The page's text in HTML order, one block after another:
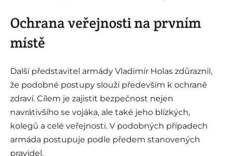
Ochrana veřejnosti na prvním
místě
Další představitel armády Vladimír Holas zdůraznil,
že podobné postupy slouží především k ochraně
zdraví. Cílem je zajistit bezpečnost nejen
navrátivšího se vojáka, ale také jeho blízkých,
kolegů a celé veřejnosti. V podobných případech
armáda postupuje podle předem stanovených
pravidel.